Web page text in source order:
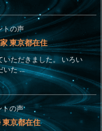
トの声
東京都在住
いただきました。 いろい
いた ...
トの声
東京都在住